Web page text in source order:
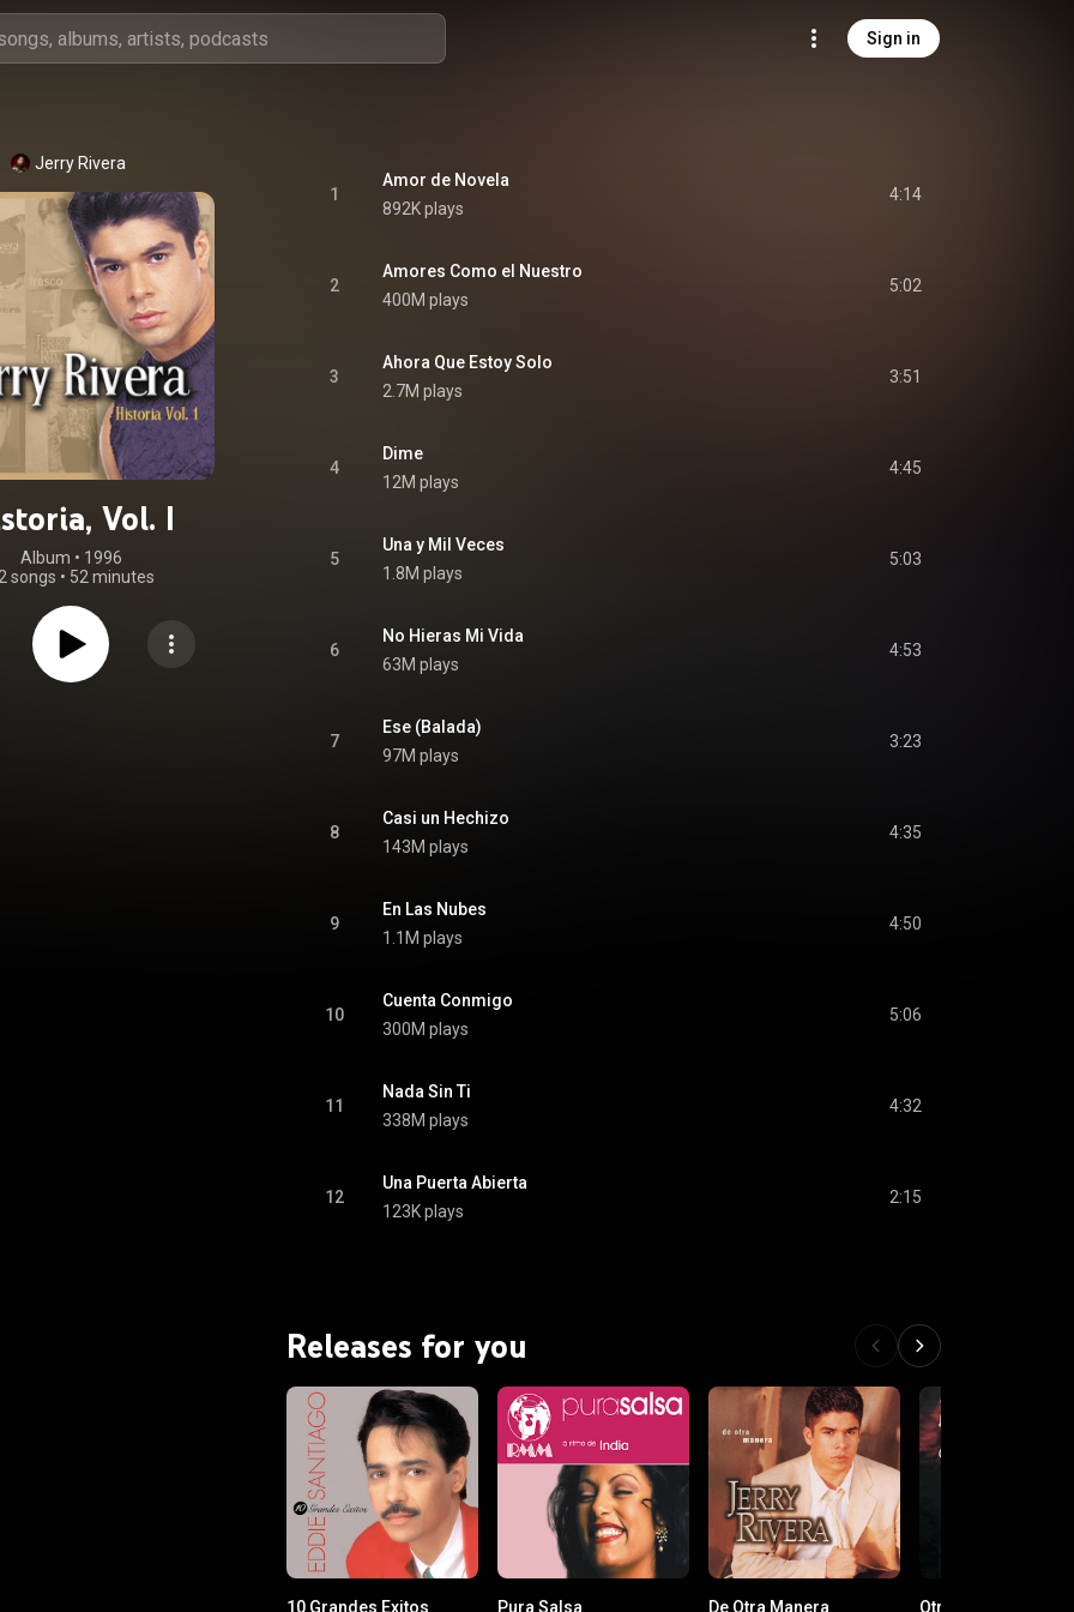
Sign in
Jerry Rivera
Vol. I
Album • 1996
songs • 52 minutes
1
Amor de Novela
892K plays
4:14
2
Amores Como el Nuestro
400M plays
5:02
3
Ahora Que Estoy Solo
2.7M plays
3:51
4
Dime
12M plays
4:45
5
Una y Mil Veces
1.8M plays
5:03
6
No Hieras Mi Vida
63M plays
4:53
7
Ese (Balada)
97M plays
3:23
8
Casi un Hechizo
143M plays
4:35
9
En Las Nubes
1.1M plays
4:50
10
Cuenta Conmigo
300M plays
5:06
11
Nada Sin Ti
338M plays
4:32
12
Una Puerta Abierta
123K plays
2:15
Releases for you
10 Grandes Exitos Pura Salsa De Otra Manera Otra Nota